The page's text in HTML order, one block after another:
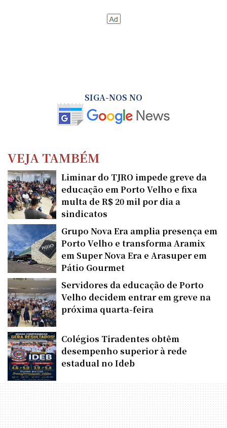
SIGA-NOS NO
VEJA TAMBÉM
Liminar do TJRO impede greve da
educação em Porto Velho e fixa
multa de R$ 20 mil por dia a
sindicatos
Grupo Nova Era amplia presença em
Porto Velho e transforma Aramix
em Super Nova Era e Arasuper em
Pátio Gourmet
Servidores da educação de Porto
Velho decidem entrar em greve na
próxima quarta-feira
Colégios Tiradentes obtêm
desempenho superior à rede
estadual no Ideb